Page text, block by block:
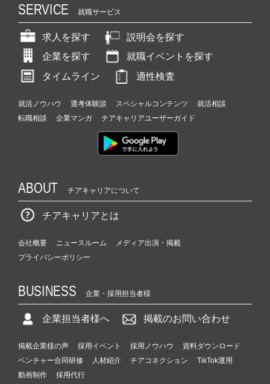
SERVICE 就職サービス
求人を探す
説明会を探す
企業を探す
就職イベントを探す
タイムライン
適性検査
就活ノウハウ 選考体験談 スペシャルコンテンツ
就活相談
転職相談
企業マンガ チアキャリアユーザーガイド
ABOUT チアキャリアについて
チアキャリアとは
会社概要 ニュースルーム
メディア出演・掲載
プライバシーポリシー
BUSINESS 企業・採用担当者様
企業担当者様へ 掲載のお問い合わせ
掲載企業様の声 採用イベント 採用ノウハウ
資料ダウンロード
ベンチャー合同研修
人材紹介 チアコネクション
TikTok運用
動画制作
採用代行